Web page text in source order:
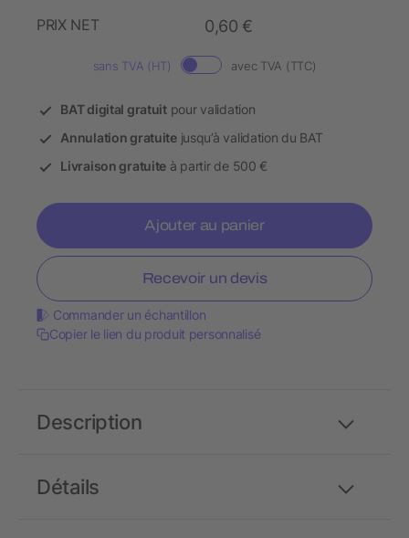
PRIX NET
0,60 €
sans TVA (HT) avec TVA (TTC)
BAT digital gratuitpour validation
Annulation gratuitejusqu’à validation du BAT
Livraison gratuite à partir de 500 €
Ajouter au panier
Recevoir un devis
Commander un échantillon
Copier le lien du produit personnalisé
Détails
Description